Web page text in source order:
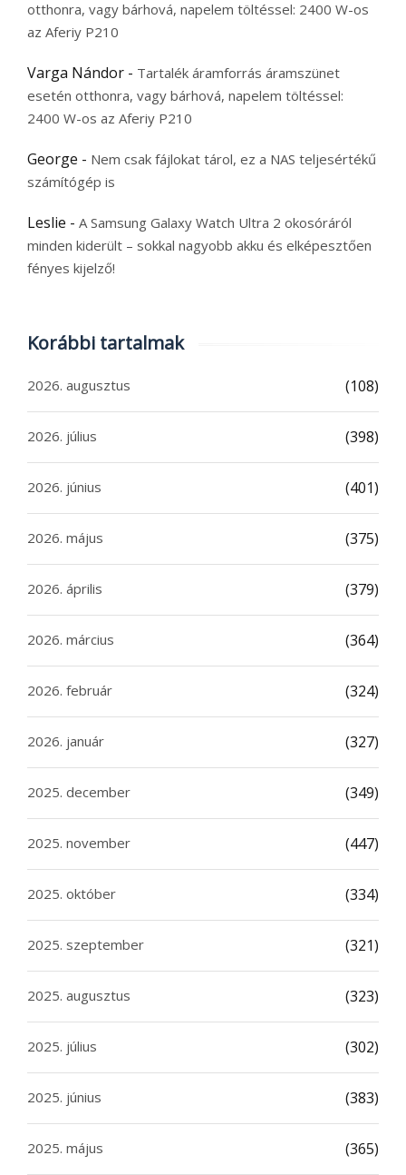
otthonra, vagy bárhová, napelem töltéssel: 2400 W-os
az Aferiy P210
Varga Nándor - Tartalék áramforrás áramszünet
esetén otthonra, vagy bárhová, napelem töltéssel:
2400 W-os az Aferiy P210
George - Nem csak fájlokat tárol, ez a NAS teljesértékű
számítógép is
Leslie - A Samsung Galaxy Watch Ultra 2 okosóráról
minden kiderült – sokkal nagyobb akku és elképesztően
fényes kijelző!
Korábbi tartalmak
2026. augusztus (108)
2026. július (398)
2026. június (401)
2026. május (375)
2026. április (379)
2026. március (364)
2026. február (324)
2026. január (327)
2025. december (349)
2025. november (447)
2025. október (334)
2025. szeptember (321)
2025. augusztus (323)
2025. július (302)
2025. június (383)
2025. május (365)